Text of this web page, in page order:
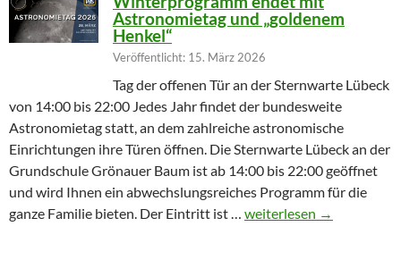
Astronomietag und „goldenem
Henkel“
Veröffentlicht: 15. März 2026
Tag der offenen Tür an der Sternwarte Lübeck
von 14:00 bis 22:00 Jedes Jahr findet der bundesweite
Astronomietag statt, an dem zahlreiche astronomische
Einrichtungen ihre Türen öffnen. Die Sternwarte Lübeck an der
Grundschule Grönauer Baum ist ab 14:00 bis 22:00 geöffnet
und wird Ihnen ein abwechslungsreiches Programm für die
ganze Familie bieten. Der Eintritt ist … Winterprogramm endet
weiterlesen →